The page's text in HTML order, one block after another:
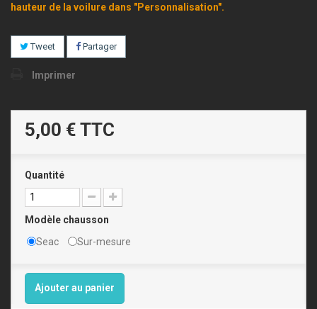
hauteur de la voilure dans "Personnalisation".
Tweet Partager
Imprimer
5,00 € TTC
Quantité
Modèle chausson
Seac
Sur-mesure
Ajouter au panier